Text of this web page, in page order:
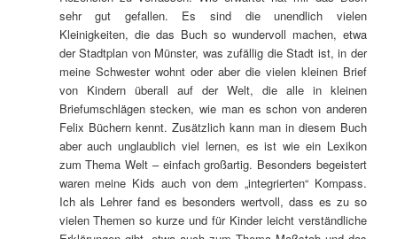
sehr gut gefallen. Es sind die unendlich vielen
Kleinigkeiten, die das Buch so wundervoll machen, etwa
der Stadtplan von Münster, was zufällig die Stadt ist, in der
meine Schwester wohnt oder aber die vielen kleinen Brief
von Kindern überall auf der Welt, die alle in kleinen
Briefumschlägen stecken, wie man es schon von anderen
Felix Büchern kennt. Zusätzlich kann man in diesem Buch
aber auch unglaublich viel lernen, es ist wie ein Lexikon
zum Thema Welt – einfach großartig. Besonders begeistert
waren meine Kids auch von dem „integrierten“ Kompass.
Ich als Lehrer fand es besonders wertvoll, dass es zu so
vielen Themen so kurze und für Kinder leicht verständliche